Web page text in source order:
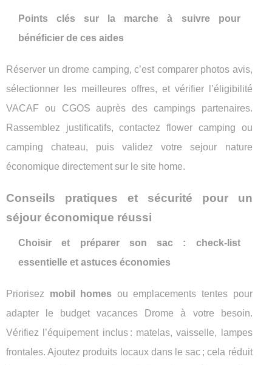
Points clés sur la marche à suivre pour
bénéficier de ces aides
Réserver un drome camping, c’est comparer photos avis,
sélectionner les meilleures offres, et vérifier l’éligibilité
VACAF ou CGOS auprès des campings partenaires.
Rassemblez justificatifs, contactez flower camping ou
camping chateau, puis validez votre sejour nature
économique directement sur le site home.
Conseils pratiques et sécurité pour un
séjour économique réussi
Choisir et préparer son sac : check-list
essentielle et astuces économies
Priorisez mobil homes ou emplacements tentes pour
adapter le budget vacances Drome à votre besoin.
Vérifiez l’équipement inclus : matelas, vaisselle, lampes
frontales. Ajoutez produits locaux dans le sac ; cela réduit